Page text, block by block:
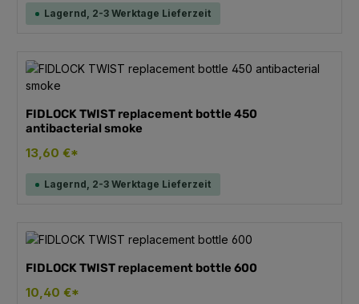
Lagernd, 2-3 Werktage Lieferzeit
FIDLOCK TWIST replacement bottle 450
antibacterial smoke
13,60 €*
Lagernd, 2-3 Werktage Lieferzeit
FIDLOCK TWIST replacement bottle 600
10,40 €*